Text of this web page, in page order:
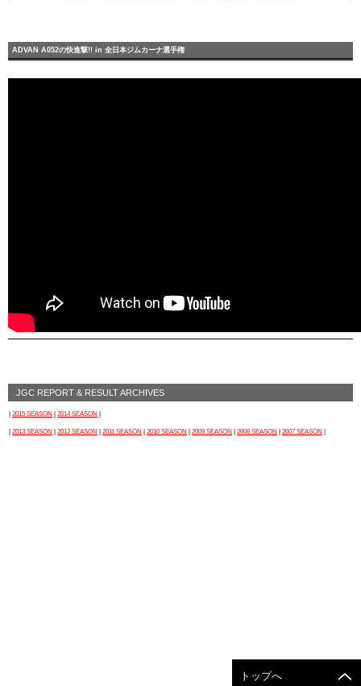
ADVAN A052の快進撃!! in 全日本ジムカーナ選手権
JGC REPORT & RESULT ARCHIVES
2015 SEASON 2014 SEASON
2013 SEASON 2012 SEASON 2011 SEASON 2010 SEASON 2009 SEASON 2008 SEASON 2007 SEASON
トップへ